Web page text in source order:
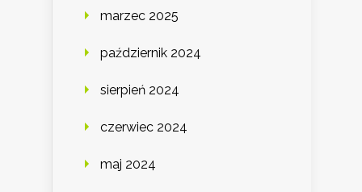
marzec 2025
październik 2024
sierpień 2024
czerwiec 2024
maj 2024